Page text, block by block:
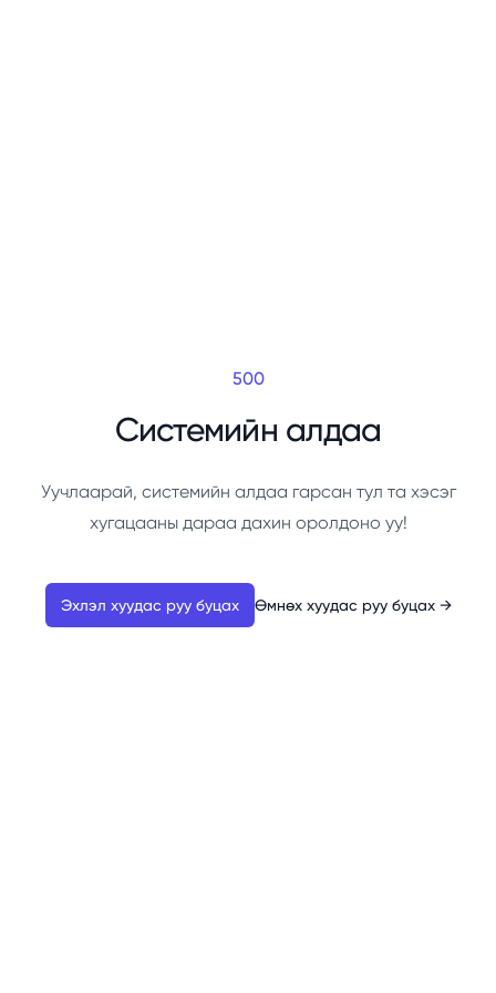
500
Системийн алдаа
Уучлаарай, системийн алдаа гарсан тул та хэсэг
хугацааны дараа дахин оролдоно уу!
Эхлэл хуудас руу буцах Өмнөх хуудас руу буцах →